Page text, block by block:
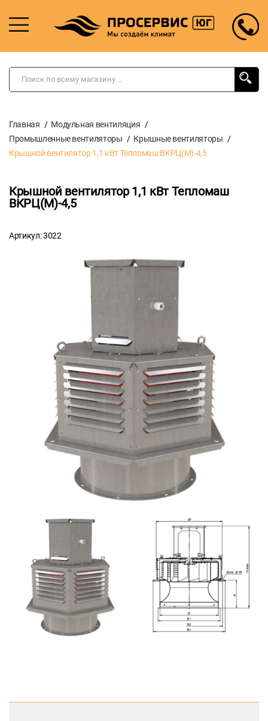
Главная
Модульная вентиляция
Промышленные вентиляторы
Крышные вентиляторы
Крышной вентилятор 1,1 кВт Тепломаш ВКРЦ(М)-4,5
Крышной вентилятор 1,1 кВт Тепломаш
ВКРЦ(М)-4,5
Артикул: 3022